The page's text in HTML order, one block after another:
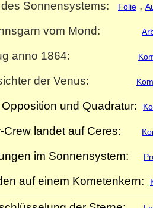
Sonnensystems: Folie ,
vom Mond:
anno 1864:
der Venus:
und Quadratur:
Crew landet auf Ceres:
im Sonnensystem:
auf einem Kometenkern: